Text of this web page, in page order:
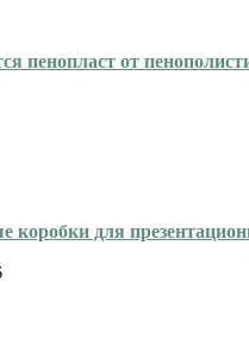
пенопласт от
для